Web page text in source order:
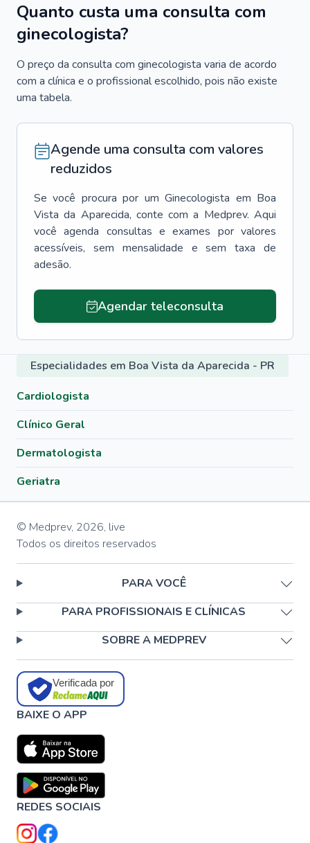
Quanto custa uma consulta com
ginecologista?
O preço da consulta com ginecologista varia de acordo
com a clínica e o profissional escolhido, pois não existe
uma tabela.
Agende uma consulta com valores
reduzidos
Se você procura por um Ginecologista em Boa
Vista da Aparecida, conte com a Medprev. Aqui
você agenda consultas e exames por valores
acessíveis, sem mensalidade e sem taxa de
adesão.
Agendar teleconsulta
Especialidades em Boa Vista da Aparecida - PR
Cardiologista
Clínico Geral
Dermatologista
Geriatra
© Medprev, 2026, live
Todos os direitos reservados
PARA VOCÊ
PARA PROFISSIONAIS E CLÍNICAS
SOBRE A MEDPREV
Verificada por
BAIXE O APP
REDES SOCIAIS